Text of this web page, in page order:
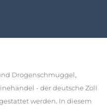
Drogenschmuggel,
- der deutsche Zoll
werden. In diesem